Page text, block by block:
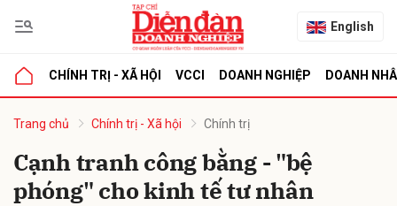
English
CHÍNH TRỊ - XÃ HỘI VCCI DOANH NGHIỆP DOANH
Trang chủ Chính trị - Xã hội Chính trị
Cạnh tranh công bằng - "bệ
phóng" cho kinh tế tư nhân
luận